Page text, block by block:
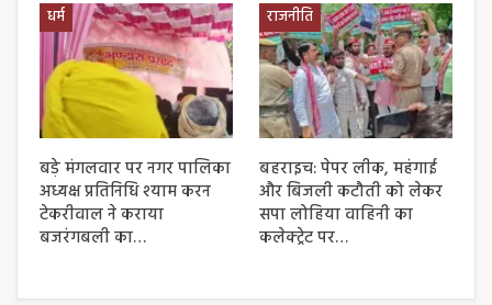
धर्म
बड़े मंगलवार पर नगर पालिका
अध्यक्ष प्रतिनिधि श्याम करन
टेकरीवाल ने कराया
बजरंगबली का…
राजनीति
बहराइच: पेपर लीक, महंगाई
और बिजली कटौती को लेकर
सपा लोहिया वाहिनी का
कलेक्ट्रेट पर…